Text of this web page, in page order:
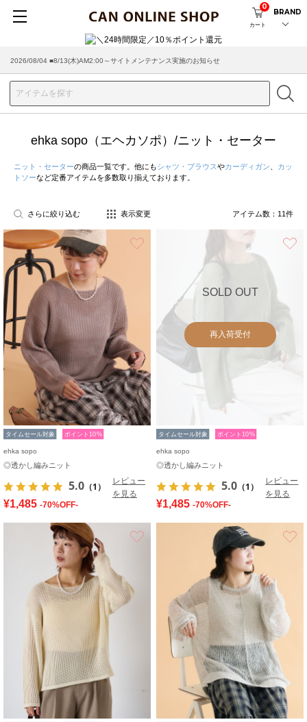
カート
0
BRAND
2026/08/04 ■8/13(木)AM2:00～サイトメンテナンス実施のお知らせ
ehka sopo（エヘカソポ）/ニット・セーター
ニット・セーターの商品一覧です。他にもシャツ・ブラウスやカーディガン
カッ
トソーなど定番アイテムを多数取り揃えております。
さらに絞り込む 表示変更 アイテム数： 11件
タイムセール対象 ポイント10%
ehka sopo
◎透かし編みニット
5.0 （1）
レビュー
を見る
¥1,485 -70%OFF-
SOLD OUT
再入荷受付
タイムセール対象 ポイント10%
ehka sopo
◎透かし編みニット
5.0 （1）
レビュー
を見る
¥1,485 -70%OFF-